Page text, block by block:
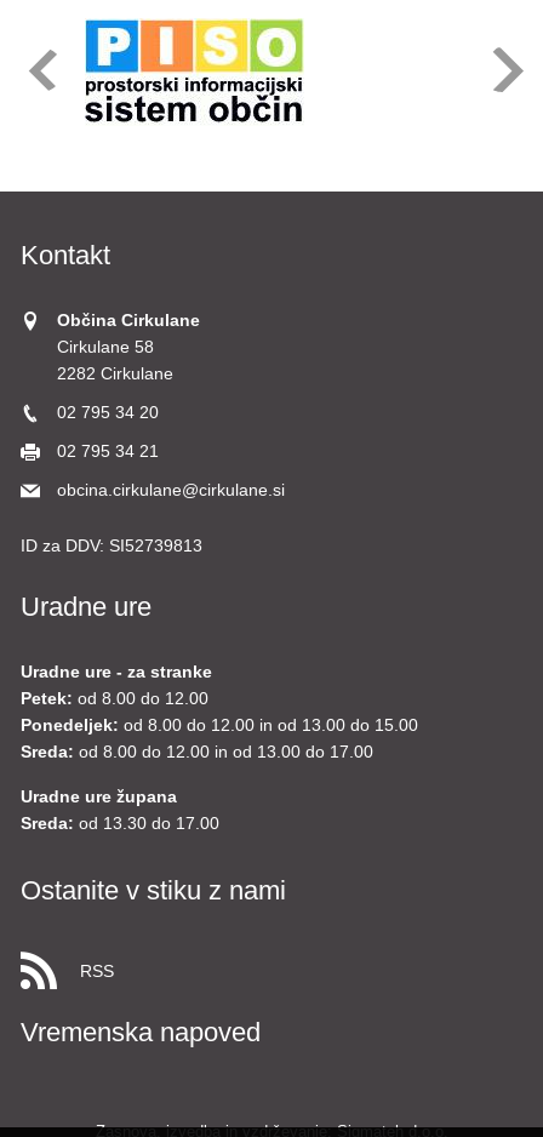
Kontakt
Občina Cirkulane
Cirkulane 58
2282 Cirkulane
02 795 34 20
02 795 34 21
obcina.cirkulane@cirkulane.si
ID za DDV: SI52739813
Uradne ure
Uradne ure - za stranke
Petek: od 8.00 do 12.00
Ponedeljek: od 8.00 do 12.00 in od 13.00 do 15.00
Sreda: od 8.00 do 12.00 in od 13.00 do 17.00
Uradne ure župana
Sreda: od 13.30 do 17.00
Ostanite v stiku z nami
RSS
Vremenska napoved
Zasnova, izvedba in vzdrževanje: Sigmateh d.o.o.